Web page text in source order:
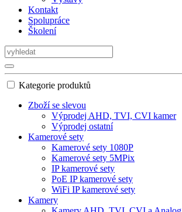
Kontakt
Spolupráce
Školení
Kategorie produktů
Zboží se slevou
Výprodej AHD, TVI, CVI kamer
Výprodej ostatní
Kamerové sety
Kamerové sety 1080P
Kamerové sety 5MPix
IP kamerové sety
PoE IP kamerové sety
WiFi IP kamerové sety
Kamery